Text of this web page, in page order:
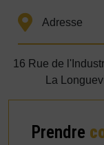
Adresse
16 Rue de
La
Prendre